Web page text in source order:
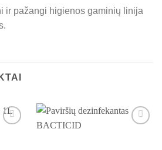
ir pažangi higienos gaminių linija